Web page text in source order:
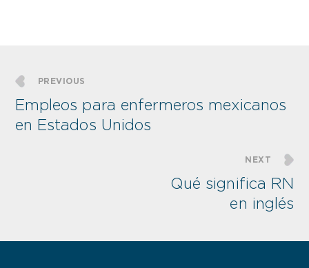
PREVIOUS
Empleos para enfermeros mexicanos
en Estados Unidos
NEXT
Qué significa RN
en inglés